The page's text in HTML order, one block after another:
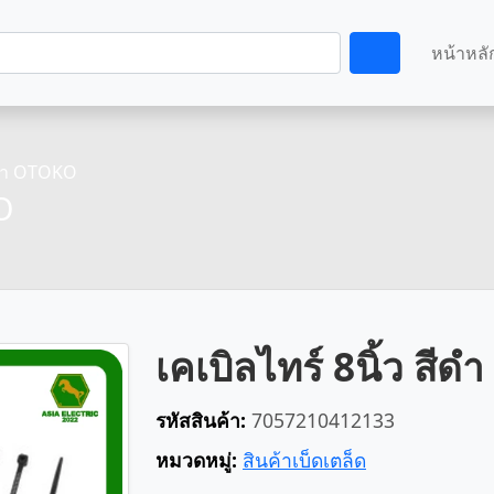
หน้าหลั
เคเบิลไทร์ 8นิ้ว สีดำ
รหัสสินค้า: 7057210412133
หมวดหมู่: สินค้าเบ็ดเตล็ด